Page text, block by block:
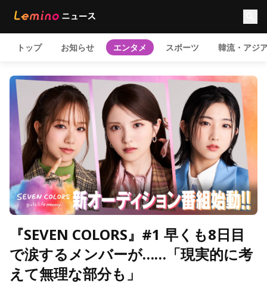
トップ お知らせ エンタメ スポーツ 韓流・アジ
『SEVEN COLORS』#1 早くも8日目
で涙するメンバーが……「現実的に考
えて無理な部分も」